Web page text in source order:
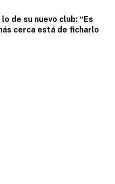
de su nuevo club: “Es
cerca está de ficharlo